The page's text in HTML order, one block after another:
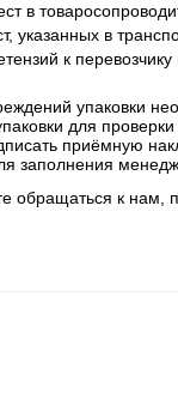
в
указанных в
к
упаковки
для
приёмную
заполнения
обращаться к нам,